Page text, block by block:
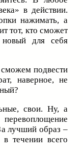
в действии.
нажимать, а
тот, кто сможет
новый для себя
подвести
наверное, не
свои. Ну, а
лучший образ –
течении всего